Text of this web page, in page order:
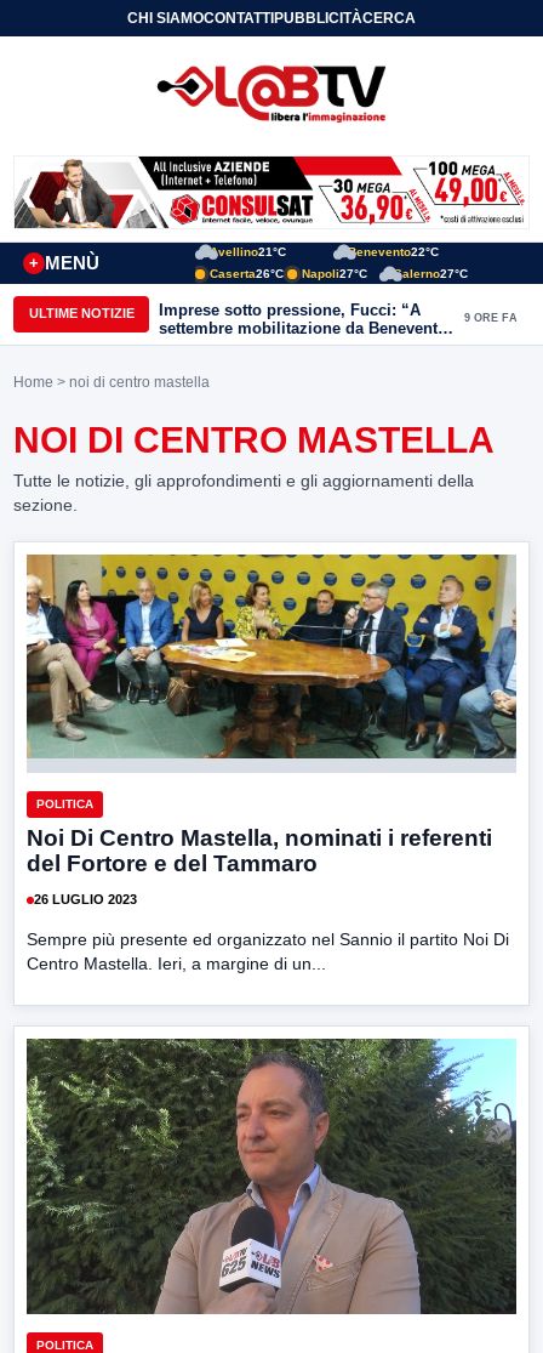
CHI SIAMOCONTATTIPUBBLICITÀCERCA
MENÙ
+
Avellino21°C Benevento22°C
Caserta26°C Napoli27°C Salerno27°C
ULTIME NOTIZIE
Imprese sotto pressione, Fucci: “A
settembre mobilitazione da Benevento
e Avellino”
9 ORE FA
Home > noi di centro mastella
NOI DI CENTRO MASTELLA
Tutte le notizie, gli approfondimenti e gli aggiornamenti della
sezione.
POLITICA
Noi Di Centro Mastella, nominati i referenti
del Fortore e del Tammaro
26 LUGLIO 2023
Sempre più presente ed organizzato nel Sannio il partito Noi Di
Centro Mastella. Ieri, a margine di un...
POLITICA